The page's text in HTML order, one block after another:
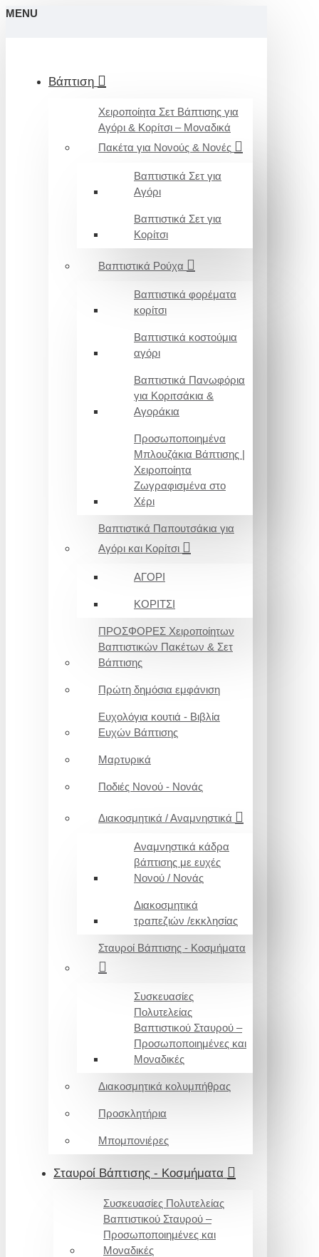
MENU
Βάπτιση
Χειροποίητα Σετ Βάπτισης για
Αγόρι & Κορίτσι – Μοναδικά
Πακέτα για Νονούς & Νονές
Βαπτιστικά Σετ για
Αγόρι
Βαπτιστικά Σετ για
Κορίτσι
Βαπτιστικά Ρούχα
Βαπτιστικά φορέματα
κορίτσι
Βαπτιστικά κοστούμια
αγόρι
Βαπτιστικά Πανωφόρια
για Κοριτσάκια &
Αγοράκια
Προσωποποιημένα
Μπλουζάκια Βάπτισης |
Χειροποίητα
Ζωγραφισμένα στο
Χέρι
Βαπτιστικά Παπουτσάκια για
Αγόρι και Κορίτσι
ΑΓΟΡΙ
ΚΟΡΙΤΣΙ
ΠΡΟΣΦΟΡΕΣ Χειροποίητων
Βαπτιστικών Πακέτων & Σετ
Βάπτισης
Πρώτη δημόσια εμφάνιση
Ευχολόγια κουτιά - Βιβλία
Ευχών Βάπτισης
Μαρτυρικά
Ποδιές Νονού - Νονάς
Διακοσμητικά / Αναμνηστικά
Αναμνηστικά κάδρα
βάπτισης με ευχές
Νονού / Νονάς
Διακοσμητικά
τραπεζιών /εκκλησίας
Σταυροί Βάπτισης - Κοσμήματα
Συσκευασίες
Πολυτελείας
Βαπτιστικού Σταυρού –
Προσωποποιημένες και
Μοναδικές
Διακοσμητικά κολυμπήθρας
Προσκλητήρια
Μπομπονιέρες
Σταυροί Βάπτισης - Κοσμήματα
Συσκευασίες Πολυτελείας
Βαπτιστικού Σταυρού –
Προσωποποιημένες και
Μοναδικές